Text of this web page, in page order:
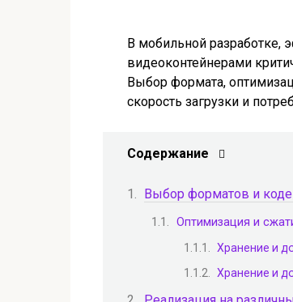
В мобильной разработке,
видеоконтейнерами
Выбор формата,
скорость загрузки и
Содержание
Выбор форматов и
Оптимизация и
Хранение и
Хранение и